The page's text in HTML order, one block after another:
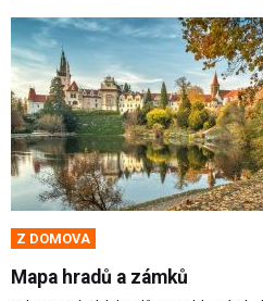
Z DOMOVA
Mapa hradů a zámků